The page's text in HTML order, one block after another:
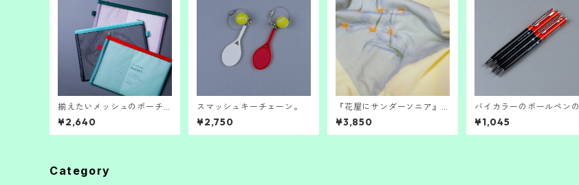
揃えたいメッシュのポーチ
(L)
¥2,640
スマッシュキーチェーン。
¥2,750
『花屋にサンダーソニア』T
シャツ。
¥3,850
バイカラーのボールペンの
新色（ジャパンリミテッ
ド）
¥1,045
Category